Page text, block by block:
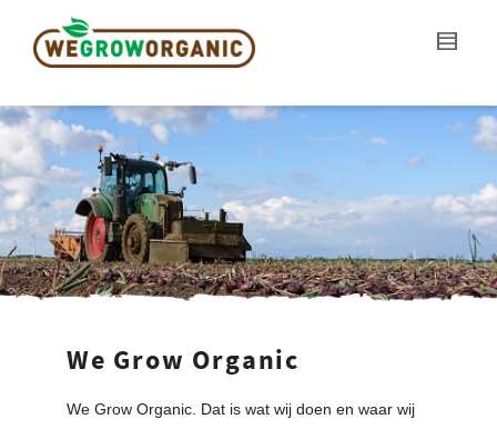
We Grow Organic
We Grow Organic. Dat is wat wij doen en waar wij